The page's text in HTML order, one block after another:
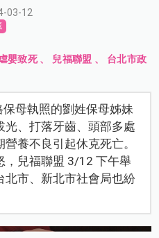
03-12
嬰致死、 兒福聯盟 、 台北市政
母執照的劉姓保母姊妹
、打落牙齒、頭部多處
養不良引起休克死亡。
，兒福聯盟 3/12 下午舉
市、新北市社會局也紛